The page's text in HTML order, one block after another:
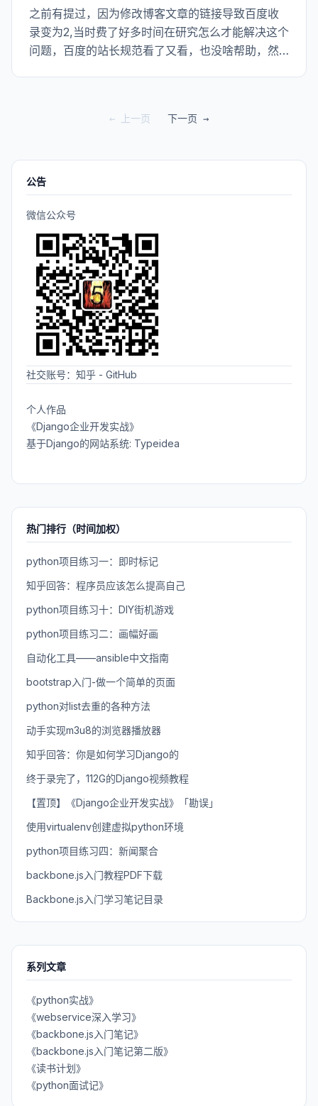
之前有提过，因为修改博客文章的链接导致百度收
录变为2,当时费了好多时间在研究怎么才能解决这个
问题，百度的站长规范看了又看，也没啥帮助，然
← 上一页 下一页 →
公告
微信公众号
社交账号： 知乎 - GitHub
个人作品
《Django企业开发实战》
基于Django的网站系统: Typeidea
热门排行（时间加权）
python项目练习一：即时标记
知乎回答：程序员应该怎么提高自己
python项目练习十：DIY街机游戏
python项目练习二：画幅好画
自动化工具——ansible中文指南
bootstrap入门-做一个简单的页面
python对list去重的各种方法
动手实现m3u8的浏览器播放器
知乎回答：你是如何学习Django的
终于录完了，112G的Django视频教程
【置顶】《Django企业开发实战》「勘误」
使用virtualenv创建虚拟python环境
python项目练习四：新闻聚合
backbone.js入门教程PDF下载
Backbone.js入门学习笔记目录
系列文章
《python实战》
《webservice深入学习》
《backbone.js入门笔记》
《backbone.js入门笔记第二版》
《读书计划》
《python面试记》